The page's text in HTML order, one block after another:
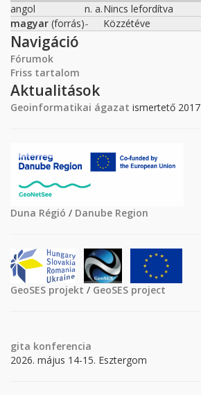
angol
n. a.Nincs lefordítva
magyar (forrás)- Közzétéve
Navigáció
Fórumok
Friss tartalom
Aktualitások
Geoinformatikai ágazat ismertető 2017
Duna Régió / Danube Region
GeoSES projekt / GeoSES project
gita konferencia
2026. május 14-15. Esztergom